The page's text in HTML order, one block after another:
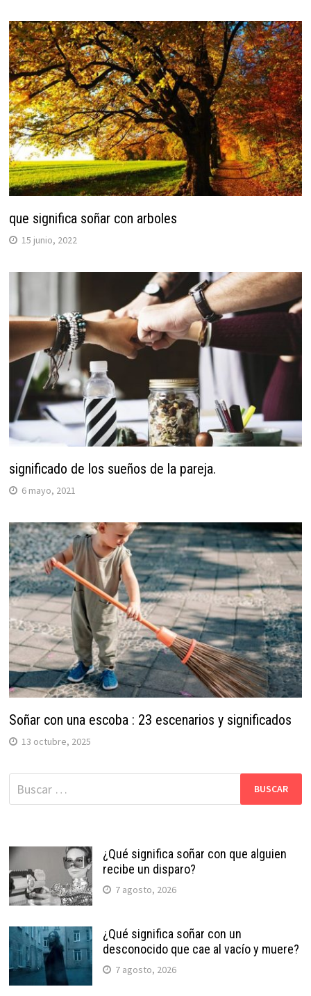
que significa soñar con arboles
15 junio, 2022
significado de los sueños de la pareja.
6 mayo, 2021
Soñar con una escoba : 23 escenarios y significados
13 octubre, 2025
Buscar:
¿Qué significa soñar con que alguien
recibe un disparo?
7 agosto, 2026
¿Qué significa soñar con un
desconocido que cae al vacío y muere?
7 agosto, 2026